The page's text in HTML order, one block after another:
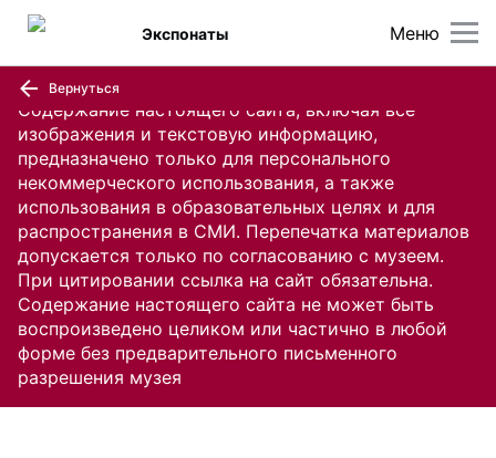
Содержание настоящего сайта, включая все
изображения и текстовую информацию,
предназначено только для персонального
некоммерческого использования, а также
использования в образовательных целях и для
распространения в СМИ. Перепечатка материалов
допускается только по согласованию с музеем.
При цитировании ссылка на сайт обязательна.
Содержание настоящего сайта не может быть
воспроизведено целиком или частично в любой
форме без предварительного письменного
разрешения музея
Меню
Экспонаты
Вернуться